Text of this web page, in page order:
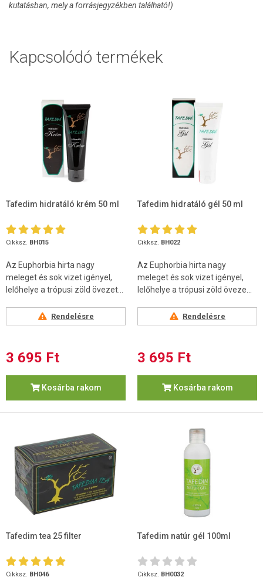
kutatásban, mely a forrásjegyzékben található!)
Kapcsolódó termékek
Tafedim hidratáló krém 50 ml
Cikksz. BH015
Az Euphorbia hirta nagy
meleget és sok vizet igényel,
lelőhelye a trópusi zöld övezet...
Rendelésre
3 695 Ft
Kosárba rakom
Tafedim hidratáló gél 50 ml
Cikksz. BH022
Az Euphorbia hirta nagy
meleget és sok vizet igényel,
lelőhelye a trópusi zöld öveze...
Rendelésre
3 695 Ft
Kosárba rakom
Tafedim tea 25 filter
Cikksz. BH046
Tafedim natúr gél 100ml
Cikksz. BH0032